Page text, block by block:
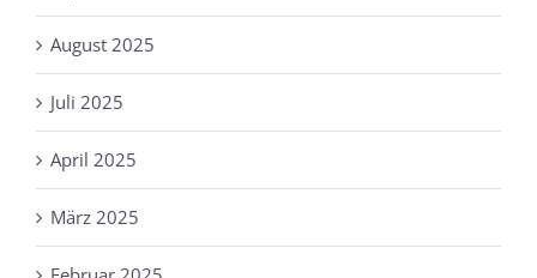
August 2025
Juli 2025
April 2025
März 2025